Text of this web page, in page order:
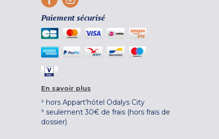
Paiement sécurisé
En savoir plus
² hors Appart'hôtel Odalys City
³ seulement 30€ de frais (hors frais de
dossier)